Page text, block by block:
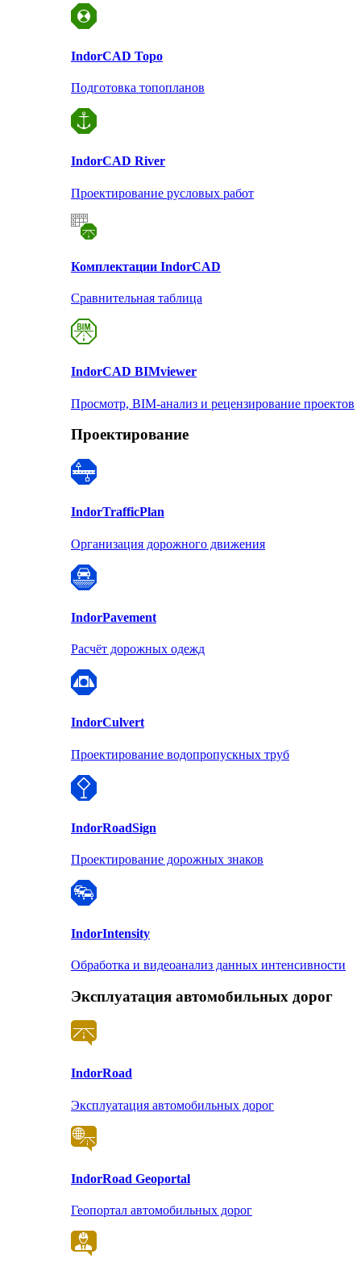
IndorCAD Topo
Подготовка топопланов
IndorCAD River
Проектирование русловых работ
Комплектации IndorCAD
Сравнительная таблица
IndorCAD BIMviewer
Просмотр, BIM-анализ и рецензирование проектов
Проектирование
IndorTrafficPlan
Организация дорожного движения
IndorPavement
Расчёт дорожных одежд
IndorCulvert
Проектирование водопропускных труб
IndorRoadSign
Проектирование дорожных знаков
IndorIntensity
Обработка и видеоанализ данных интенсивности
Эксплуатация автомобильных дорог
IndorRoad
Эксплуатация автомобильных дорог
IndorRoad Geoportal
Геопортал автомобильных дорог